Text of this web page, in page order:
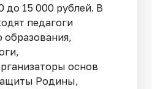
до 15 000 рублей. В
педагоги
образования,
основ
Родины,